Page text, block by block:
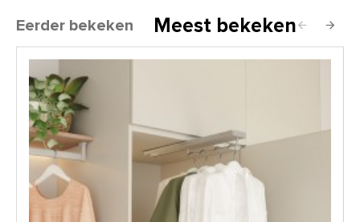
Eerder bekeken Meest bekeken